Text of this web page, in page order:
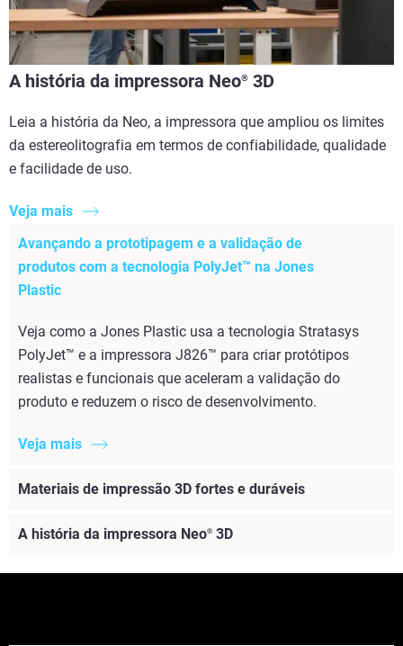
A história da impressora Neo® 3D
Leia a história da Neo, a impressora que ampliou os limites
da estereolitografia em termos de confiabilidade, qualidade
e facilidade de uso.
Veja mais
Avançando a prototipagem e a validação de
produtos com a tecnologia PolyJet™ na Jones
Plastic
Veja como a Jones Plastic usa a tecnologia Stratasys
PolyJet™ e a impressora J826™ para criar protótipos
realistas e funcionais que aceleram a validação do
produto e reduzem o risco de desenvolvimento.
Veja mais
Materiais de impressão 3D fortes e duráveis
A história da impressora Neo® 3D